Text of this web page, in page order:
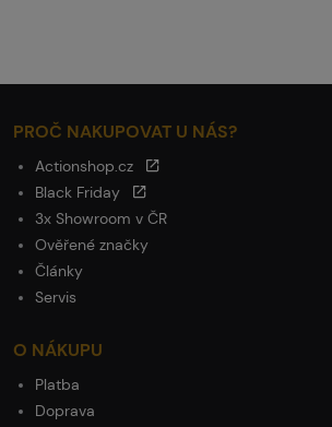
PROČ NAKUPOVAT U NÁS?
Actionshop.cz
Black Friday
3x Showroom v ČR
Ověřené značky
Články
Servis
O NÁKUPU
Platba
Doprava